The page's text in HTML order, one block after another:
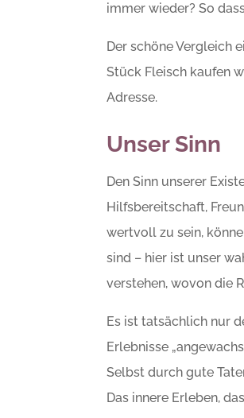
immer wieder? So
Der schöne Vergleich
Stück Fleisch kaufen
Adresse.
Unser Sinn
Den Sinn unserer
Hilfsbereitschaft,
wertvoll zu sein,
sind – hier ist unser
verstehen, wovon die
Es ist tatsächlich nur
Erlebnisse
Selbst durch gute
Das innere Erleben,